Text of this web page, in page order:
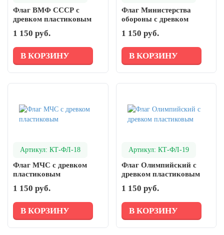
Флаг ВМФ СССР с
древком пластиковым
1 150 руб.
В КОРЗИНУ
Флаг Министерства
обороны с древком
1 150 руб.
В КОРЗИНУ
Артикул: КТ-ФЛ-18
Флаг МЧС с древком
пластиковым
1 150 руб.
В КОРЗИНУ
Артикул: КТ-ФЛ-19
Флаг Олимпийский с
древком пластиковым
1 150 руб.
В КОРЗИНУ